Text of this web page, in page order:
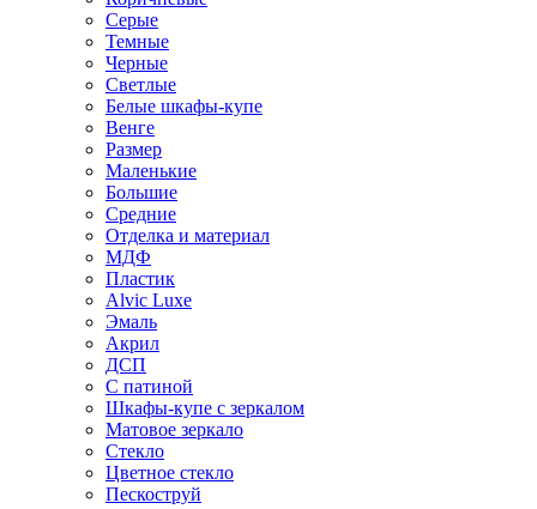
Серые
Темные
Черные
Светлые
Белые шкафы-купе
Венге
Размер
Маленькие
Большие
Средние
Отделка и материал
МДФ
Пластик
Alvic Luxe
Эмаль
Акрил
ДСП
С патиной
Шкафы-купе с зеркалом
Матовое зеркало
Стекло
Цветное стекло
Пескоструй